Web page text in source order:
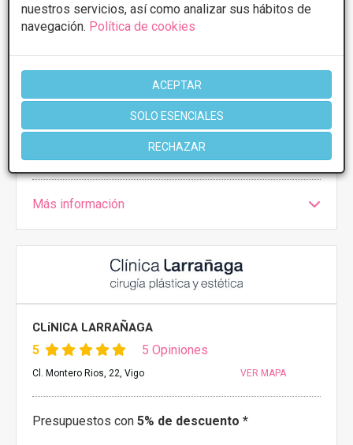
nuestros servicios, así como analizar sus hábitos de
navegación. Política de cookies
ACEPTAR
SOLO ESENCIALES
RECHAZAR
Clínica Dr Fernando Peraza Casajús
CONSULTAR/CITA/PRESUPUESTO
Más información
CLíNICA LARRAÑAGA
5 5 Opiniones
Cl. Montero Rios, 22, Vigo VER MAPA
Presupuestos con 5% de descuento *